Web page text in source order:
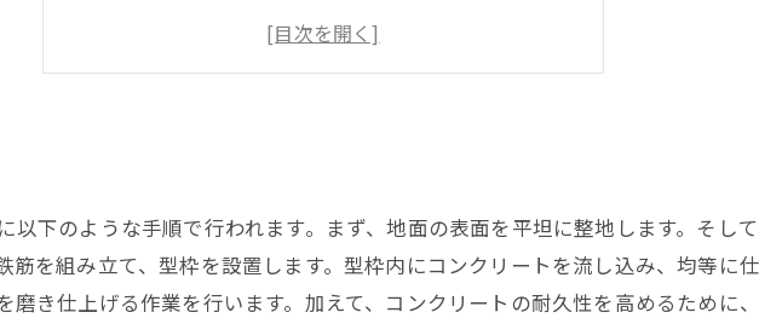
4. メンテナンスのポイント
5. 駐車場利用者への安全対策
下のような手順で行われます。まず、地面の表面を平坦に整地します。そし
を組み立て、型枠を設置します。型枠内にコンクリートを流し込み、均等に
磨き仕上げる作業を行います。加えて、コンクリートの耐久性を高めるために